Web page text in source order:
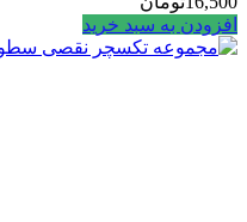
افزودن به سبد خرید